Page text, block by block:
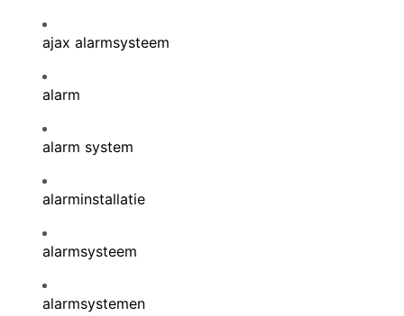
ajax alarmsysteem
alarm
alarm system
alarminstallatie
alarmsysteem
alarmsystemen